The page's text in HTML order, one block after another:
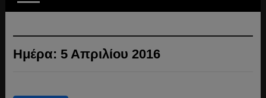
Ημέρα: 5 Απριλίου 2016